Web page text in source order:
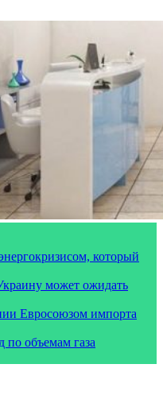
который
может ожидать
Евросоюзом импорта
по объемам газа